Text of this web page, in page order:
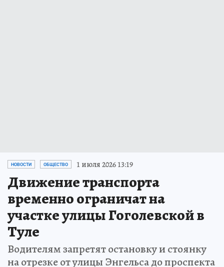
НОВОСТИ ОБЩЕСТВО 1 июля 2026 13:19
Движение транспорта
временно ограничат на
участке улицы Гоголевской в
Туле
Водителям запретят остановку и стоянку
на отрезке от улицы Энгельса до проспекта